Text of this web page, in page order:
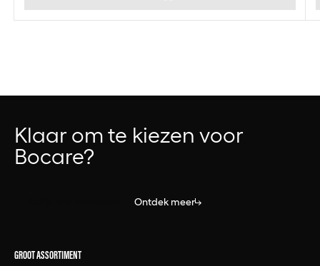
Klaar om te kiezen voor
Bocare?
Ontdek meer
GROOT ASSORTIMENT